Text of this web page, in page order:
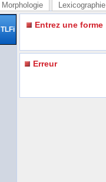
Morphologie Lexicographie
TLFi Entrez une forme
Erreur